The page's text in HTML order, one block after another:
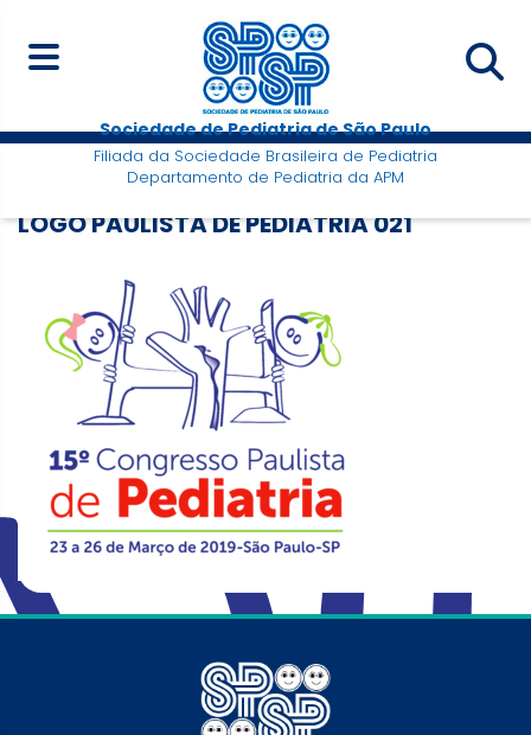
Sociedade de Pediatria de São Paulo
Filiada da Sociedade Brasileira de Pediatria
Departamento de Pediatria da APM
LOGO PAULISTA DE PEDIATRIA 021